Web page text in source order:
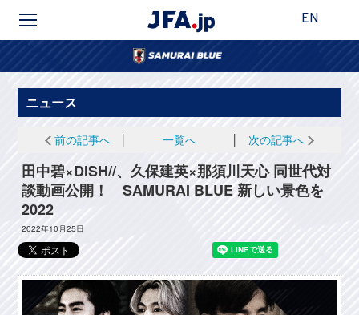
EN
ニュース
前の記事へ 一覧へ 次の記事へ
田中碧×DISH//、久保建英×那須川天心 同世代対
談動画公開！ SAMURAI BLUE 新しい景色を
2022
2022年10月25日